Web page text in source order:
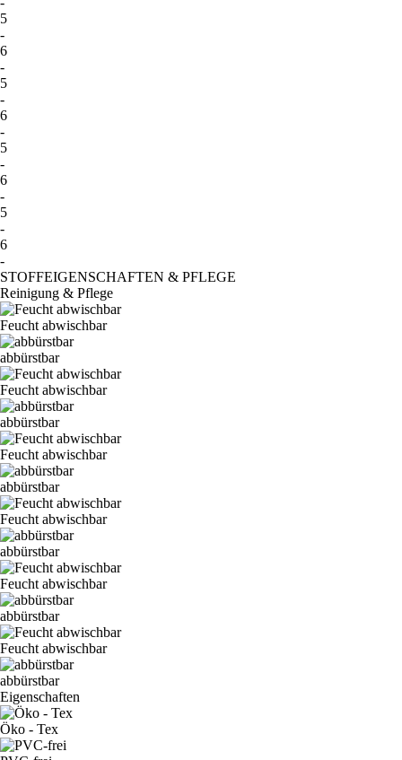
5
-
6
-
5
-
6
-
5
-
6
-
5
-
6
-
STOFFEIGENSCHAFTEN & PFLEGE
Reinigung & Pflege
Feucht abwischbar
abbürstbar
Feucht abwischbar
abbürstbar
Feucht abwischbar
abbürstbar
Feucht abwischbar
abbürstbar
Feucht abwischbar
abbürstbar
Feucht abwischbar
abbürstbar
Eigenschaften
Öko - Tex